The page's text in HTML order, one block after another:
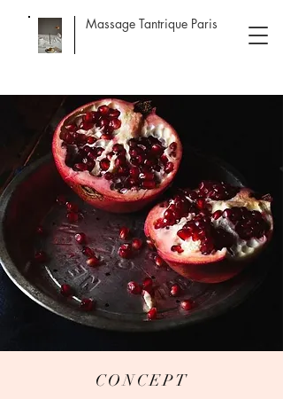
Massage Tantrique Paris
CONCEPT